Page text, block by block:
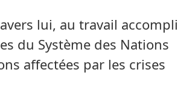
lui, au travail accompli
du Système des Nations
affectées par les crises